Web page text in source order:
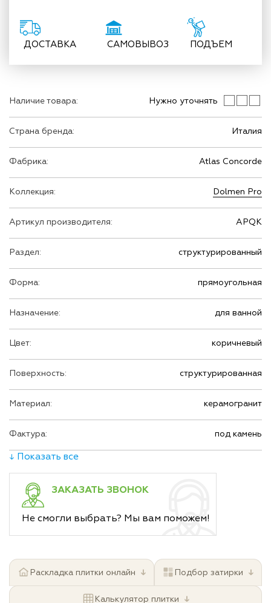
Наличие товара: Нужно уточнять
Страна бренда: Италия
Фабрика: Atlas Concorde
Коллекция: Dolmen Pro
Артикул производителя: APQK
Раздел: структурированный
Форма: прямоугольная
Назначение: для ванной
Цвет: коричневый
Поверхность: структурированная
Материал: керамогранит
Фактура: под камень
↓ Показать все
ЗАКАЗАТЬ ЗВОНОК
Не смогли выбрать? Мы вам поможем!
ДОСТАВКА САМОВЫВОЗ ПОДЪЕМ
Раскладка плитки онлайн ↓ Подбор затирки ↓
Калькулятор плитки ↓